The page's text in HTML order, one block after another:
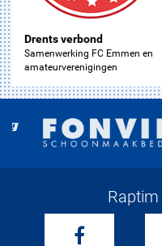
Drents verbond
Samenwerking FC Emmen en
amateurverenigingen
Raptim